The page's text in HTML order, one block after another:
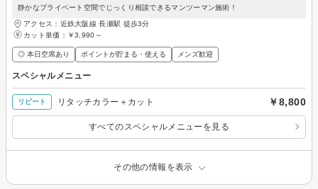
静かなプライベート空間でじっくり相談できるマンツーマン施術！
アクセス：近鉄大阪線 長瀬駅 徒歩3分
カット単価： ￥3,990～
◎ 本日空席あり ポイントが貯まる・使える メンズ歓迎
スペシャルメニュー
リピート リタッチカラー＋カット ￥8,800
すべてのスペシャルメニューを見る
その他の情報を表示